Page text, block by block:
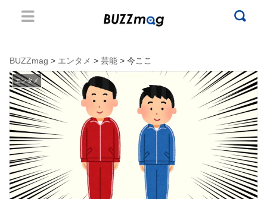
BUZZmag > エンタメ > 芸能 > 今ここ
エンタメ